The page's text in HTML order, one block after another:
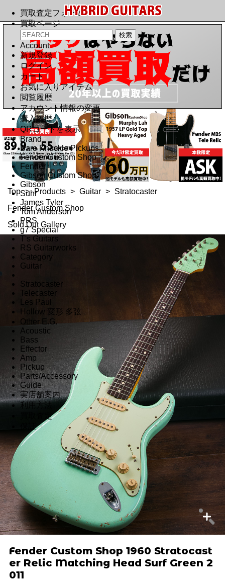
買取査定フォーム
買取ページ
Account
新規登録
ログイン
カート
お気に入りアイテム
閲覧履歴
アカウント情報の変更
購入履歴
QRコードを表示
Brand
Bare Knuckle Pickups
Fender Custom Shop
Fender
Gibson Custom Shop
Gibson
Suhr
James Tyler
Tom Anderson
PRS
g7 Special
T's Guitars
RS Guitarworks
Category
Guitar
Stratocaster
Telecaster
Les Paul
Hollow 変形 多弦
Other E.G.
Acoustic
Bass
Effector
Amp
Pickup
Parts/Accessory
Guide
実店舗案内
利用方法
買取査定
保証
Top > Products > Guitar > Stratocaster
Fender Custom Shop
Sold Out Gallery
Fender Custom Shop 1960 Stratocast
er Relic Matching Head Surf Green 2
011